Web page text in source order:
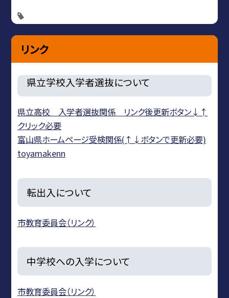
リンク
県立学校入学者選抜について
県立高校 入学者選抜関係 リンク後更新ボタン↓↑
クリック必要
富山県ホームページ受検関係(↑↓ボタンで更新必要)
toyamakenn
転出入について
市教育委員会（リンク）
中学校への入学について
市教育委員会（リンク）